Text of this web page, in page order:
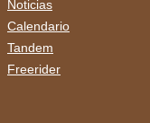
Noticias
Calendario
Tandem
Freerider